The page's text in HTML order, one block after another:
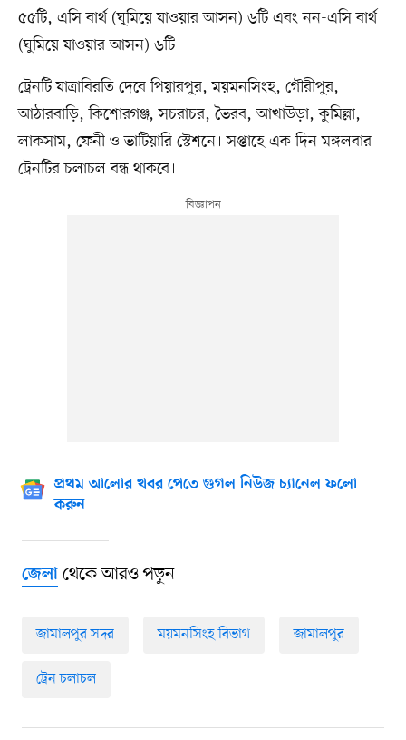
৫৫টি, এসি বার্থ (ঘুমিয়ে যাওয়ার আসন) ৬টি এবং নন-এসি বার্থ
(ঘুমিয়ে যাওয়ার আসন) ৬টি।
ট্রেনটি যাত্রাবিরতি দেবে পিয়ারপুর, ময়মনসিংহ, গৌরীপুর,
আঠারবাড়ি, কিশোরগঞ্জ, সচরাচর, ভৈরব, আখাউড়া, কুমিল্লা,
লাকসাম, ফেনী ও ভাটিয়ারি স্টেশনে। সপ্তাহে এক দিন মঙ্গলবার
ট্রেনটির চলাচল বন্ধ থাকবে।
প্রথম আলোর খবর পেতে গুগল নিউজ চ্যানেল ফলো
করুন
জেলাথেকে আরও পড়ুন
জামালপুর সদর ময়মনসিংহ বিভাগ জামালপুর
ট্রেন চলাচল